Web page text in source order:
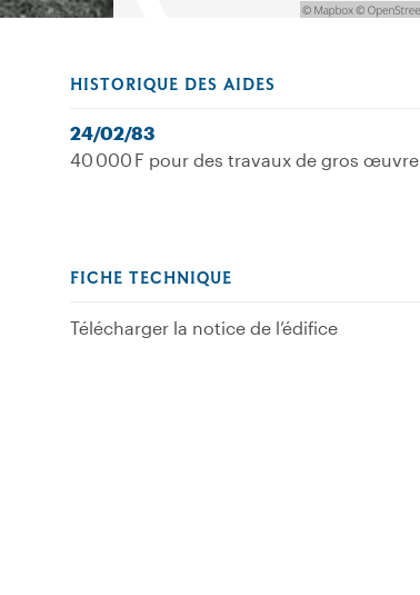
HISTORIQUE DES AIDES
24/02/83
40 000 F pour des travaux de gros œuvre
FICHE TECHNIQUE
Télécharger la notice de l’édifice